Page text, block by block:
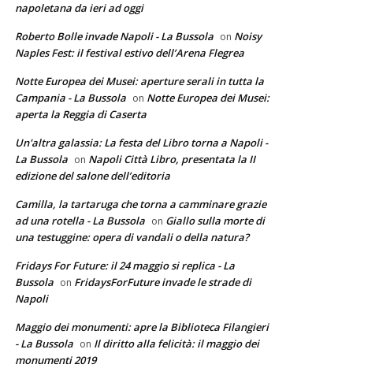
napoletana da ieri ad oggi
Roberto Bolle invade Napoli - La Bussola on Noisy
Naples Fest: il festival estivo dell’Arena Flegrea
Notte Europea dei Musei: aperture serali in tutta la
Campania - La Bussola on Notte Europea dei Musei:
aperta la Reggia di Caserta
Un'altra galassia: La festa del Libro torna a Napoli -
La Bussola on Napoli Città Libro, presentata la II
edizione del salone dell’editoria
Camilla, la tartaruga che torna a camminare grazie
ad una rotella - La Bussola on Giallo sulla morte di
una testuggine: opera di vandali o della natura?
Fridays For Future: il 24 maggio si replica - La
Bussola on FridaysForFuture invade le strade di
Napoli
Maggio dei monumenti: apre la Biblioteca Filangieri
- La Bussola on Il diritto alla felicità: il maggio dei
monumenti 2019